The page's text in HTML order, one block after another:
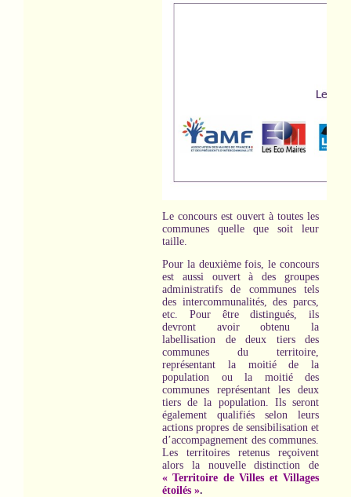
Le concours est ouvert à toutes les
communes quelle que soit leur
taille.
Pour la deuxième fois, le concours
est aussi ouvert à des groupes
administratifs de communes tels
des intercommunalités, des parcs,
etc. Pour être distingués, ils
devront avoir obtenu la
labellisation de deux tiers des
communes du territoire,
représentant la moitié de la
population ou la moitié des
communes représentant les deux
tiers de la population. Ils seront
également qualifiés selon leurs
actions propres de sensibilisation et
d’accompagnement des communes.
Les territoires retenus reçoivent
alors la nouvelle distinction de
« Territoire de Villes et Villages
étoilés ».